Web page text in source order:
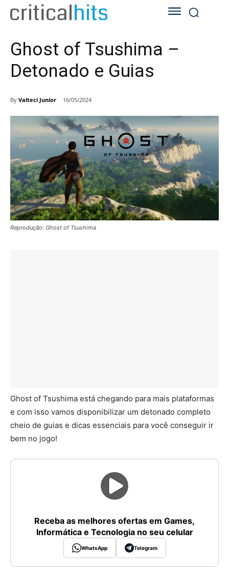
Ghost of Tsushima –
Detonado e Guias
By Valteci Junior 16/05/2024
Reprodução: Ghost of Tsushima
Ghost of Tsushima está chegando para mais plataformas
e com isso vamos disponibilizar um detonado completo
cheio de guias e dicas essenciais para você conseguir ir
bem no jogo!
Receba as melhores ofertas em Games,
Informática e Tecnologia no seu celular
WhatsApp Telegram